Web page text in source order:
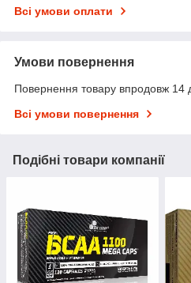
Всі умови оплати
Умови повернення
Повернення товару впродовж 14
Всі умови повернення
Подібні товари компанії